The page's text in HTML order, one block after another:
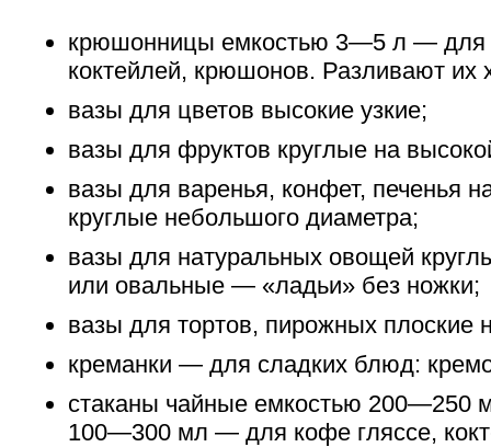
крюшонницы емкостью 3—5 л — для
коктейлей, крюшонов. Разливают их
вазы для цветов высокие узкие;
вазы для фруктов круглые на
вазы для варенья, конфет, печенья
круглые небольшого диаметра;
вазы для натуральных овощей
или овальные — «ладьи» без ножки;
вазы для тортов, пирожных плоские
креманки — для сладких блюд:
стаканы чайные емкостью 200—250
100—300 мл — для кофе гляссе,